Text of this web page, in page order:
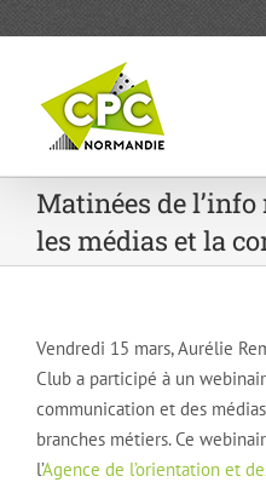
Matinées de
les médias et la
Vendredi 15 mars, Aurélie
Club a participé à un
communication et des
branches métiers. Ce
l’Agence de l’orientation et